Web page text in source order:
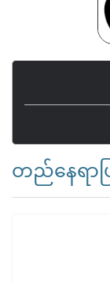
တည်နေရာပ